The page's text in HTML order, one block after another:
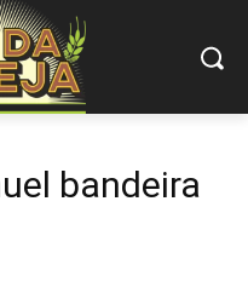
bandeira